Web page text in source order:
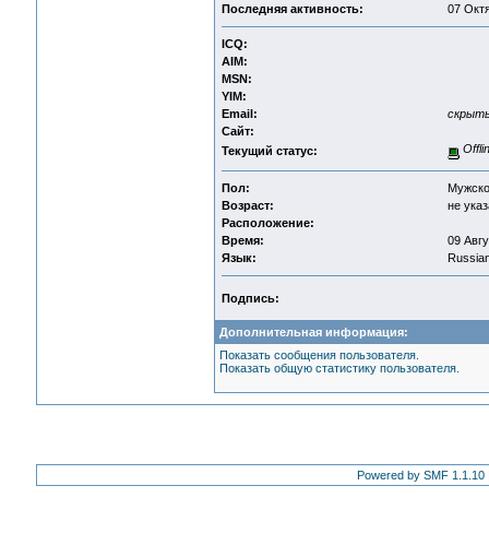
Последняя активность:
07
ICQ:
AIM:
MSN:
YIM:
Email:
Сайт:
Текущий статус:
Пол:
Возраст:
не
Расположение:
Время:
09
Язык:
Подпись:
Дополнительная информация:
Показать сообщения пользователя.
Показать общую статистику пользователя.
Powered by SMF 1.1.10